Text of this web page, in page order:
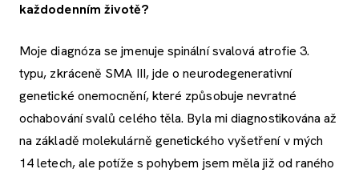
každodenním životě?
Moje diagnóza se jmenuje spinální svalová atrofie 3.
typu, zkráceně SMA III, jde o neurodegenerativní
genetické onemocnění, které způsobuje nevratné
ochabování svalů celého těla. Byla mi diagnostikována až
na základě molekulárně genetického vyšetření v mých
14 letech, ale potíže s pohybem jsem měla již od raného